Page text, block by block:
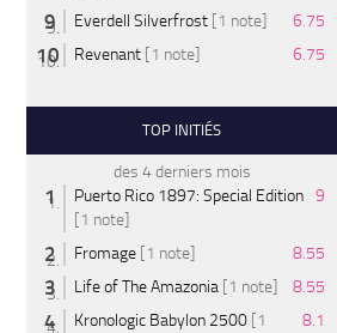
Everdell Silverfrost [1 note]
6.75
Revenant [1 note] 6.75
TOP INITIÉS
des 4 derniers mois
Puerto Rico 1897: Special Edition
[1 note]
9
Fromage [1 note]
8.55
Life of The Amazonia [1 note]
8.55
Kronologic Babylon 2500 [1
8.1